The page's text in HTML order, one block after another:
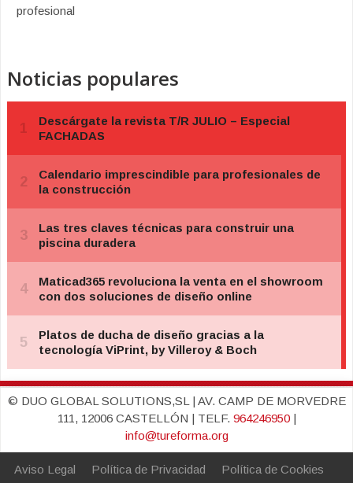
profesional
Noticias populares
© DUO GLOBAL SOLUTIONS,SL | AV. CAMP DE MORVEDRE
111, 12006 CASTELLÓN | TELF. 964246950|
info@tureforma.org
Aviso Legal Política de Privacidad
Política de Cookies